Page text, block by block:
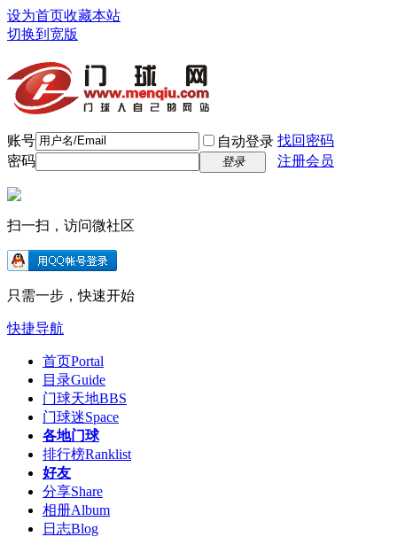
设为首页收藏本站
切换到宽版
账号 自动登录 找回密码
密码
登录 注册会员
扫一扫，访问微社区
只需一步，快速开始
快捷导航
首页Portal
目录Guide
门球天地BBS
门球迷Space
各地门球
排行榜Ranklist
好友
分享Share
相册Album
日志Blog